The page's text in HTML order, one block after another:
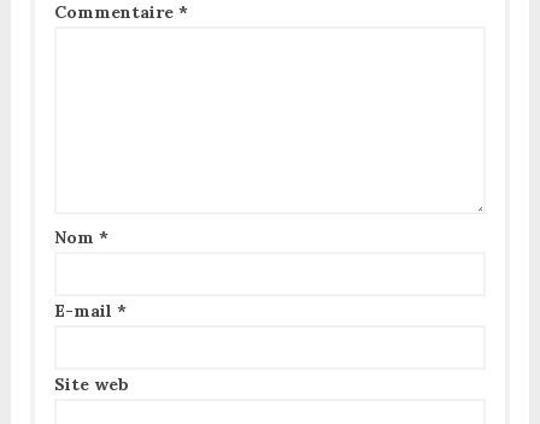
Commentaire *
Nom *
E-mail *
Site web